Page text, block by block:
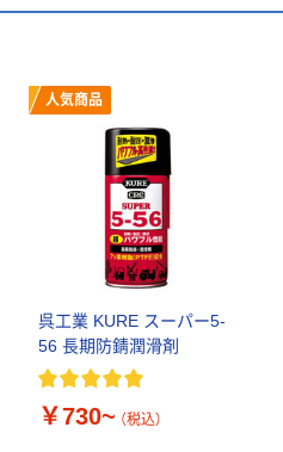
人気商品
呉工業 KURE スーパー5-
56 長期防錆潤滑剤
￥730~ （税込）